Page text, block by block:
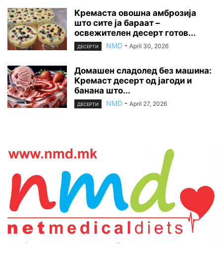
Кремаста овошна амброзија
што сите ја бараат –
освежителен десерт готов...
ДЕСЕРТИ NMD - April 30, 2026
Домашен сладолед без машина:
Кремаст десерт од јагоди и
банана што...
ДЕСЕРТИ NMD - April 27, 2026